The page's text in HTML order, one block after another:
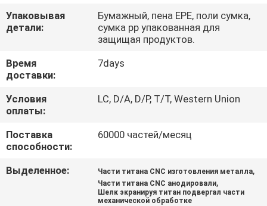
СВЯЖИТЕСЬ
С
ЗАПРОСИТЕ
ЦИТАТУ
Упаковывая
детали:
Бумажный, пена EPE, поли сумка,
сумка pp упакованная для
защищая продуктов.
Время
доставки:
7days
Условия
оплаты:
LC, D/A, D/P, T/T, Western Union
Поставка
способности:
60000 частей/месяц
Выделенное: Части титана CNC изготовления металла,
Части титана CNC анодировали,
Шелк экранируя титан подвергал части
механической обработке